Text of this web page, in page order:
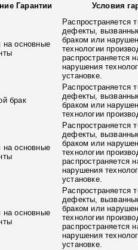
Гарантии Условия
на основные
Распространяется
дефекты,
браком или
технологии
распространяется
нарушения
установке.
брак
Распространяется
дефекты,
браком или
технологии
на основные
Распространяется
дефекты,
браком или
технологии
распространяется
нарушения
установке.
на основные
Распространяется
дефекты,
браком или
технологии
распространяется
нарушения
установке.